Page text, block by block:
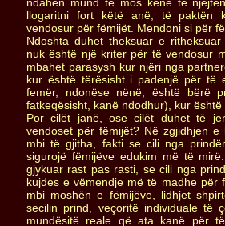
llogaritni fort këtë anë, të paktën
vendosur për fëmijët. Mendoni si për
Ndoshta duhet theksuar e
nuk është një kriter për të vendosur
mbahet parasysh kur njëri nga
kur është tërësisht i padenjë për të
femër, ndonëse nënë, është bërë
fatkeqësisht, kanë ndodhur), kur
Por cilët janë, ose cilët duhet të
vendoset për fëmijët? Në zgjidhjen e
mbi të gjitha, fakti se cili nga
sigurojë fëmijëve edukim më të
gjykuar rast pas rasti, se cili nga
kujdes e vëmendje më të madhe për
mbi moshën e fëmijëve, lidhjet
secilin prind, veçoritë individuale të
mundësitë reale që ata kanë për